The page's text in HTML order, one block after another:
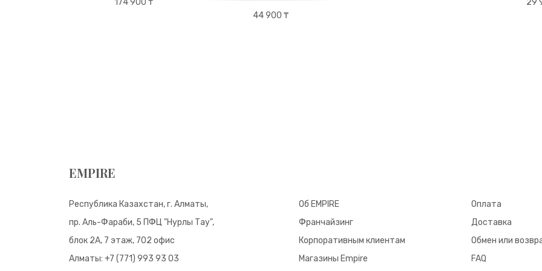
44 900 ₸
EMPIRE
Республика Казахстан, г. Алматы,
пр. Аль-Фараби, 5 ПФЦ "Нурлы Тау",
блок 2А, 7 этаж, 702 офис
Алматы: +7 (771) 993 93 03
Об EMPIRE
Франчайзинг
Корпоративным клиентам
Магазины Empire
Оплата
Доставка
Обмен или
FAQ